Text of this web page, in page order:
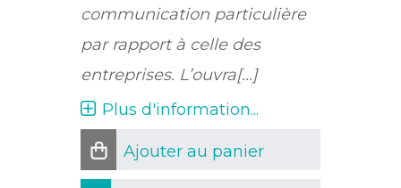
communication particulière
par rapport à celle des
entreprises. L’ouvra[...]
Plus d'information...
Ajouter au panier